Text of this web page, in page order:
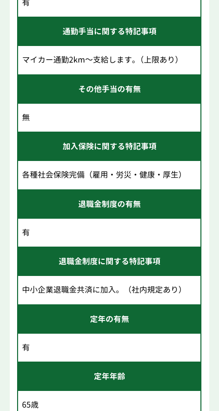
有
通勤手当に関する特記事項
マイカー通勤2km～支給します｡（上限あり）
その他手当の有無
無
加入保険に関する特記事項
各種社会保険完備（雇用・労災・健康・厚生）
退職金制度の有無
有
退職金制度に関する特記事項
中小企業退職金共済に加入。（社内規定あり）
定年の有無
有
定年年齢
65歳